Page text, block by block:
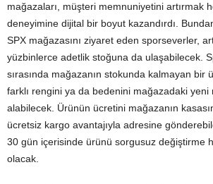
mağazaları, müşteri memnuniyetini artırmak
deneyimine dijital bir boyut kazandırdı.
SPX mağazasını ziyaret eden sporseverler,
yüzbinlerce adetlik stoğuna da ulaşabilecek.
sırasında mağazanın stokunda kalmayan bir
farklı rengini ya da bedenini mağazadaki yeni
alabilecek. Ürünün ücretini mağazanın
ücretsiz kargo avantajıyla adresine
30 gün içerisinde ürünü sorgusuz değiştirme
olacak.